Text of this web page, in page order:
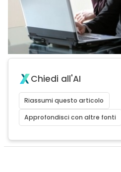
Chiedi all'AI
Riassumi questo articolo
Approfondisci con altre fonti